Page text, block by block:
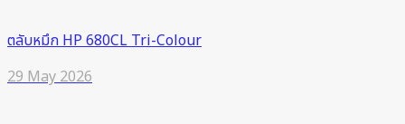
ตลับหมึก HP 680CL Tri-Colour
29 May 2026